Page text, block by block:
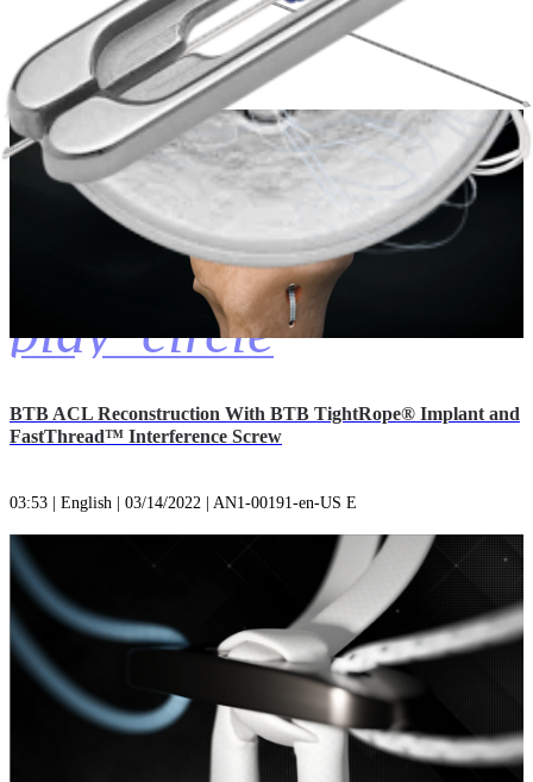
03:43 | English | 10/11/2023 | AN1-00371-en-US C
play_circle
BTB ACL Reconstruction With BTB TightRope® Implant and
FastThread™ Interference Screw
03:53 | English | 03/14/2022 | AN1-00191-en-US E